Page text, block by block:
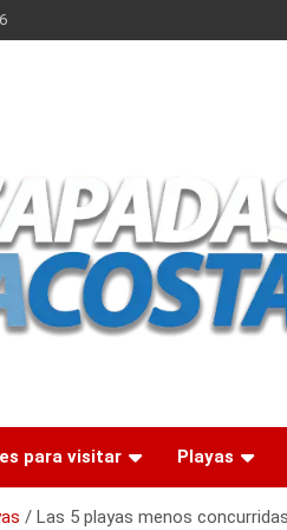
a la
para visitar Playas
Las 5 playas menos